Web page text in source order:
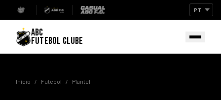
ABC
FUTEBOL CLUBE
Início / Futebol / Plantel